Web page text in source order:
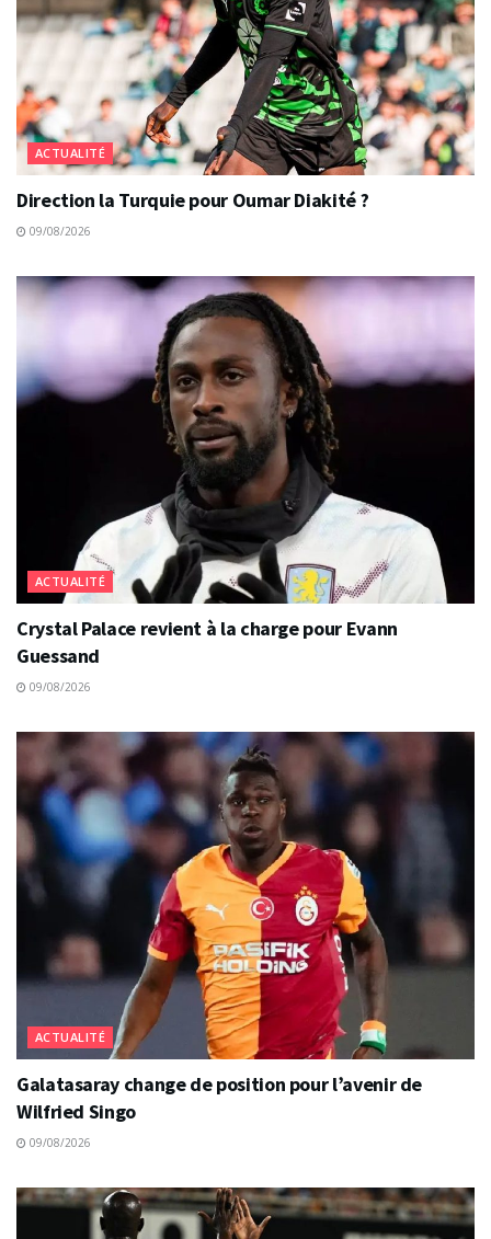
ACTUALITÉ
Direction la Turquie pour Oumar Diakité ?
09/08/2026
ACTUALITÉ
Crystal Palace revient à la charge pour Evann
Guessand
09/08/2026
ACTUALITÉ
Galatasaray change de position pour l’avenir de
Wilfried Singo
09/08/2026